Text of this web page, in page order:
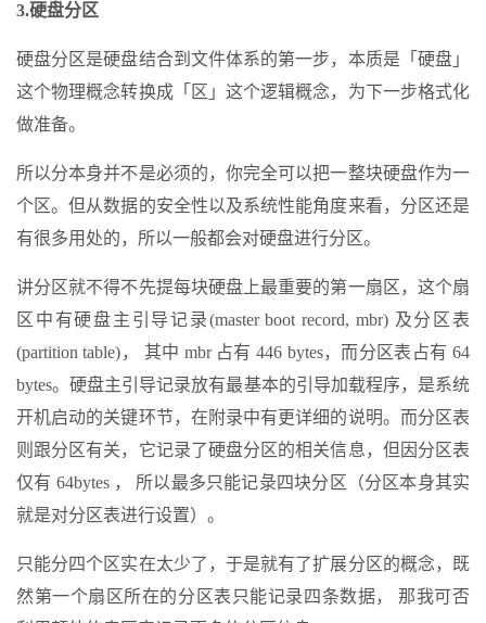
3.硬盘分区
硬盘分区是硬盘结合到文件体系的第一步，本质是「硬盘」
这个物理概念转换成「区」这个逻辑概念，为下一步格式化
做准备。
所以分本身并不是必须的，你完全可以把一整块硬盘作为一
个区。但从数据的安全性以及系统性能角度来看，分区还是
有很多用处的，所以一般都会对硬盘进行分区。
讲分区就不得不先提每块硬盘上最重要的第一扇区，这个扇
区中有硬盘主引导记录(master boot record, mbr) 及分区表
(partition table)， 其中 mbr 占有 446 bytes，而分区表占有 64
bytes。硬盘主引导记录放有最基本的引导加载程序，是系统
开机启动的关键环节，在附录中有更详细的说明。而分区表
则跟分区有关，它记录了硬盘分区的相关信息，但因分区表
仅有 64bytes ， 所以最多只能记彔四块分区（分区本身其实
就是对分区表进行设置）。
只能分四个区实在太少了，于是就有了扩展分区的概念，既
然第一个扇区所在的分区表只能记录四条数据， 那我可否